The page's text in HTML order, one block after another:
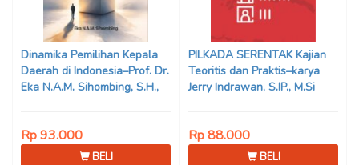
Dinamika Pemilihan Kepala
Daerah di Indonesia–Prof. Dr.
Eka N.A.M. Sihombing, S.H.,
Rp 93.000
BELI
PILKADA SERENTAK Kajian
Teoritis dan Praktis–karya
Jerry Indrawan, S.IP., M.Si
Rp 88.000
BELI